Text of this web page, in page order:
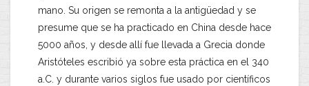
mano. Su origen se remonta a la antigüedad y se
presume que se ha practicado en China desde hace
5000 años, y desde allí fue llevada a Grecia donde
Aristóteles escribió ya sobre esta práctica en el 340
a.C. y durante varios siglos fue usado por científicos